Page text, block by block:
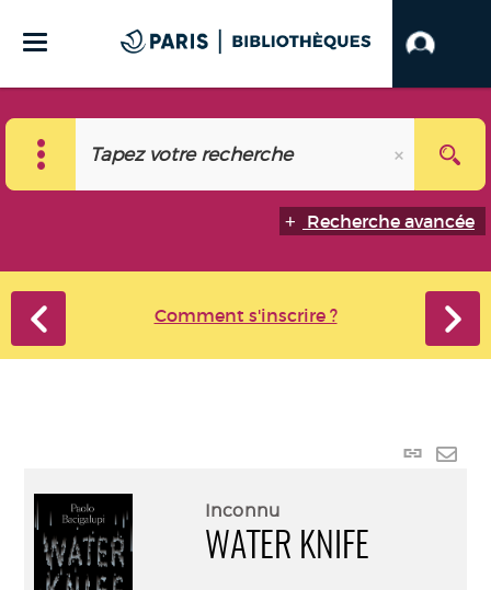
Recherche avancée
Comment s'inscrire ?
Lien
Inconnu
WATER KNIFE